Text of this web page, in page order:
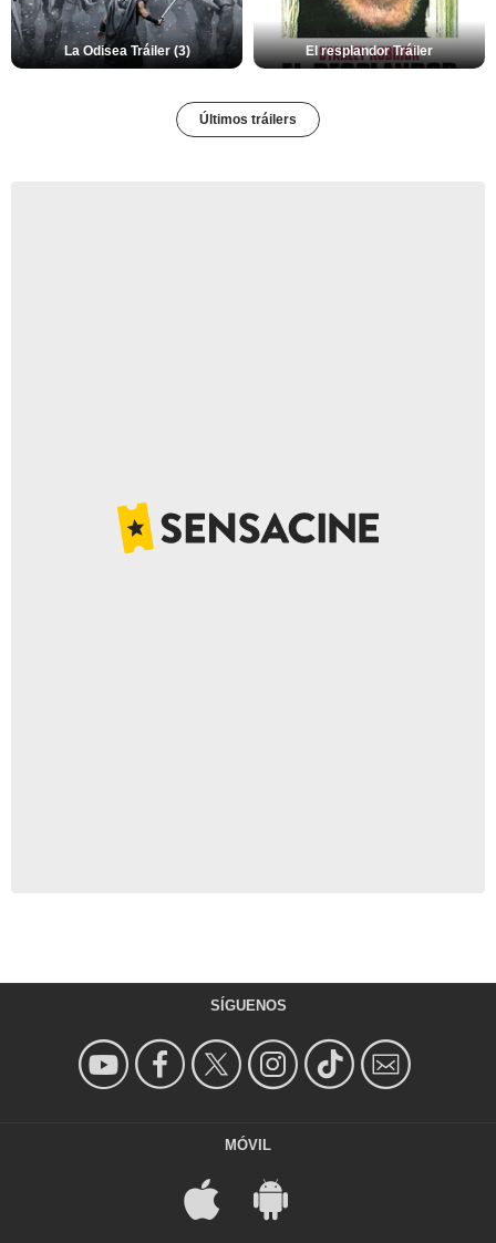
La Odisea Tráiler (3) El resplandor Tráiler
Últimos tráilers
SÍGUENOS
MÓVIL